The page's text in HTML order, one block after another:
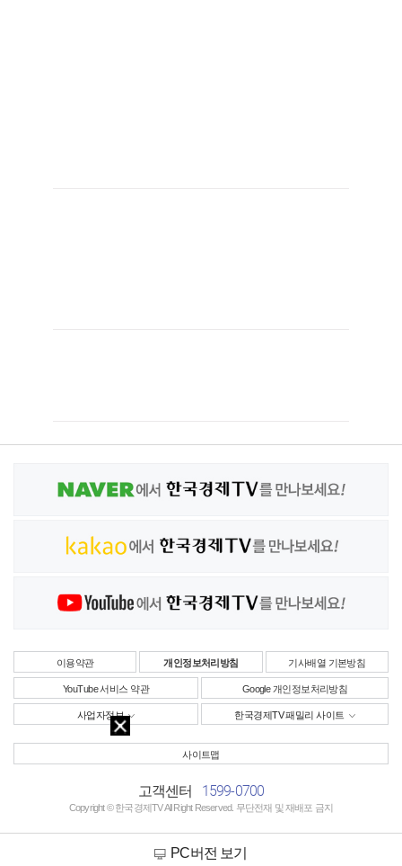
이용약관 개인정보처리방침 기사배열 기본방침
YouTube 서비스 약관 Google 개인정보처리방침
사업자정보 한국경제TV 패밀리 사이트
사이트맵
고객센터 1599-0700
Copyright © 한국경제TV All Right Reserved. 무단전재 및 재배포 금지
PC버전 보기